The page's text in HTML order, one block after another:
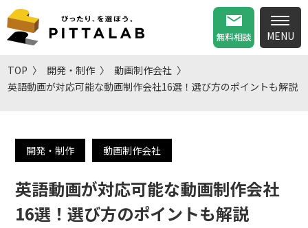
無料相談
TOP 開発・制作
動画制作会社
英語動画が対応可能な動画制作会社16選！選び方のポイントも解説
開発・制作 動画制作会社
英語動画が対応可能な動画制作会社
16選！選び方のポイントも解説